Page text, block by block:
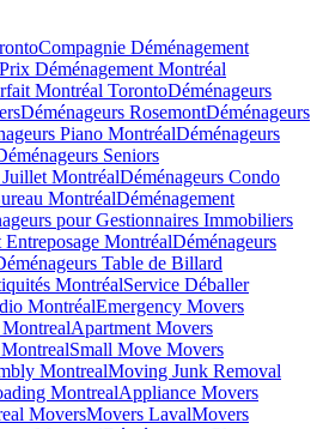
Compagnie Déménagement
Prix Déménagement Montréal
Montréal TorontoDéménageurs
Déménageurs RosemontDéménageurs
Piano MontréalDéménageurs
Seniors
MontréalDéménageurs Condo
MontréalDéménagement
pour Gestionnaires Immobiliers
Entreposage MontréalDéménageurs
Table de Billard
MontréalService Déballer
MontréalEmergency Movers
Apartment Movers
Small Move Movers
MontrealMoving Junk Removal
MontrealAppliance Movers
MoversMovers LavalMovers